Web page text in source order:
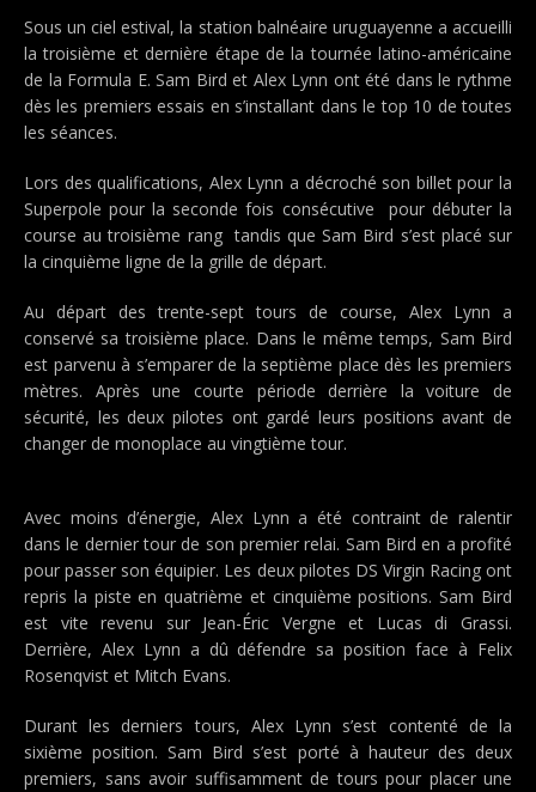
Sous un ciel estival, la station balnéaire uruguayenne a accueilli
la troisième et dernière étape de la tournée latino-américaine
de la Formula E. Sam Bird et Alex Lynn ont été dans le rythme
dès les premiers essais en s’installant dans le top 10 de toutes
les séances.
Lors des qualifications, Alex Lynn a décroché son billet pour la
Superpole pour la seconde fois consécutive  pour débuter la
course au troisième rang  tandis que Sam Bird s’est placé sur
la cinquième ligne de la grille de départ.
Au départ des trente-sept tours de course, Alex Lynn a
conservé sa troisième place. Dans le même temps, Sam Bird
est parvenu à s’emparer de la septième place dès les premiers
mètres. Après une courte période derrière la voiture de
sécurité, les deux pilotes ont gardé leurs positions avant de
changer de monoplace au vingtième tour.
Avec moins d’énergie, Alex Lynn a été contraint de ralentir
dans le dernier tour de son premier relai. Sam Bird en a profité
pour passer son équipier. Les deux pilotes DS Virgin Racing ont
repris la piste en quatrième et cinquième positions. Sam Bird
est vite revenu sur Jean-Éric Vergne et Lucas di Grassi.
Derrière, Alex Lynn a dû défendre sa position face à Felix
Rosenqvist et Mitch Evans.
Durant les derniers tours, Alex Lynn s’est contenté de la
sixième position. Sam Bird s’est porté à hauteur des deux
premiers, sans avoir suffisamment de tours pour placer une